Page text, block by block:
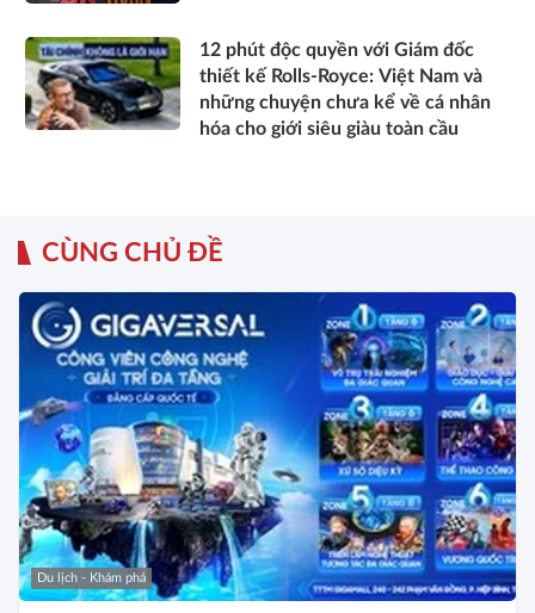
12 phút độc quyền với Giám đốc
thiết kế Rolls-Royce: Việt Nam và
những chuyện chưa kể về cá nhân
hóa cho giới siêu giàu toàn cầu
CÙNG CHỦ ĐỀ
Du lịch - Khám phá